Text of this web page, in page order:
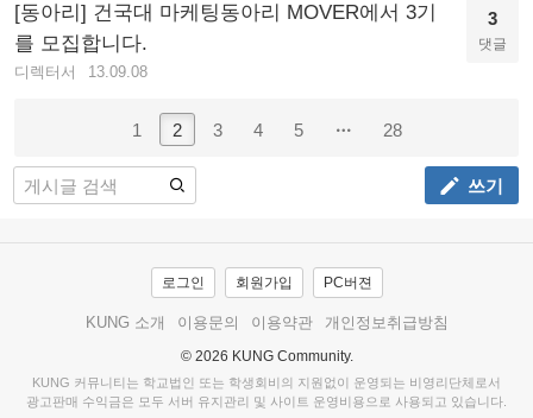
[동아리] 건국대 마케팅동아리 MOVER에서 3기
를 모집합니다.
디렉터서 13.09.08
3
댓글
1 2 3 4 5 28
쓰기
로그인 회원가입 PC버젼
KUNG 소개 이용문의 이용약관 개인정보취급방침
© 2026 KUNG Community.
KUNG 커뮤니티는 학교법인 또는 학생회비의 지원없이 운영되는 비영리단체로서
광고판매 수익금은 모두 서버 유지관리 및 사이트 운영비용으로 사용되고 있습니다.